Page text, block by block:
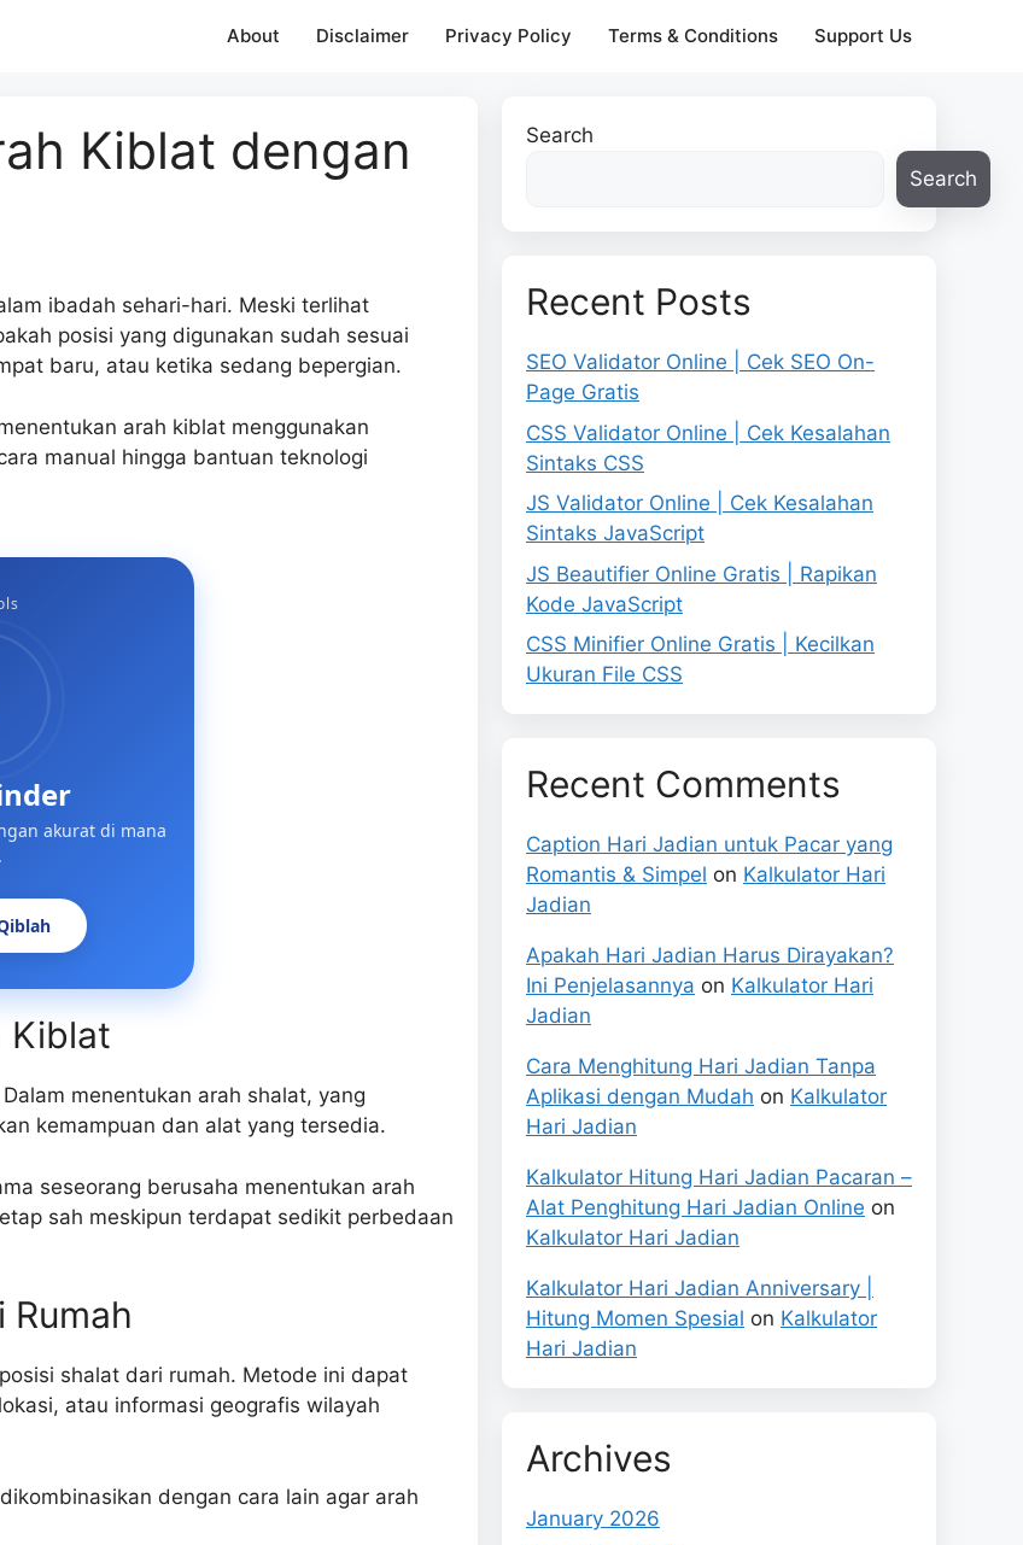
About Disclaimer Privacy Policy Terms & Conditions Support Us
Kiblat dengan
ibadah sehari-hari. Meski terlihat
posisi yang digunakan sudah sesuai
baru, atau ketika sedang bepergian.
arah kiblat menggunakan
manual hingga bantuan teknologi
akurat di mana
Kiblat
menentukan arah shalat, yang
kemampuan dan alat yang tersedia.
seseorang berusaha menentukan arah
sah meskipun terdapat sedikit perbedaan
shalat dari rumah. Metode ini dapat
atau informasi geografis wilayah
dengan cara lain agar arah
Search
Search
Recent Posts
SEO Validator Online | Cek SEO On-
Page Gratis
CSS Validator Online | Cek Kesalahan
Sintaks CSS
JS Validator Online | Cek Kesalahan
Sintaks JavaScript
JS Beautifier Online Gratis | Rapikan
Kode JavaScript
CSS Minifier Online Gratis | Kecilkan
Ukuran File CSS
Recent Comments
Caption Hari Jadian untuk Pacar yang
Romantis & Simpel on Kalkulator Hari
Jadian
Apakah Hari Jadian Harus Dirayakan?
Ini Penjelasannya on Kalkulator Hari
Jadian
Cara Menghitung Hari Jadian Tanpa
Aplikasi dengan Mudah on Kalkulator
Hari Jadian
Kalkulator Hitung Hari Jadian Pacaran –
Alat Penghitung Hari Jadian Online on
Kalkulator Hari Jadian
Kalkulator Hari Jadian Anniversary |
Hitung Momen Spesial on Kalkulator
Hari Jadian
Archives
January 2026